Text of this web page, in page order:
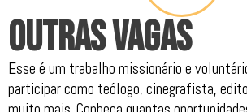
OUTRAS VAGAS
Esse é um trabalho missionário e
participar como teólogo, cinegrafista,